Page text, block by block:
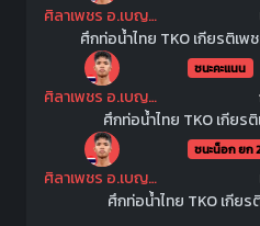
ศิลาเพชร อ.เบญจมาศ
ศึกท่อน้ำไทย TKO เกียรติเ
ชนะคะแนน
ศิลาเพชร อ.เบญจมาศ
ศึกท่อน้ำไทย TKO เกีย
ชนะน็อก ยก
ศิลาเพชร อ.เบญจมาศ
ศึกท่อน้ำไทย TKO เกีย